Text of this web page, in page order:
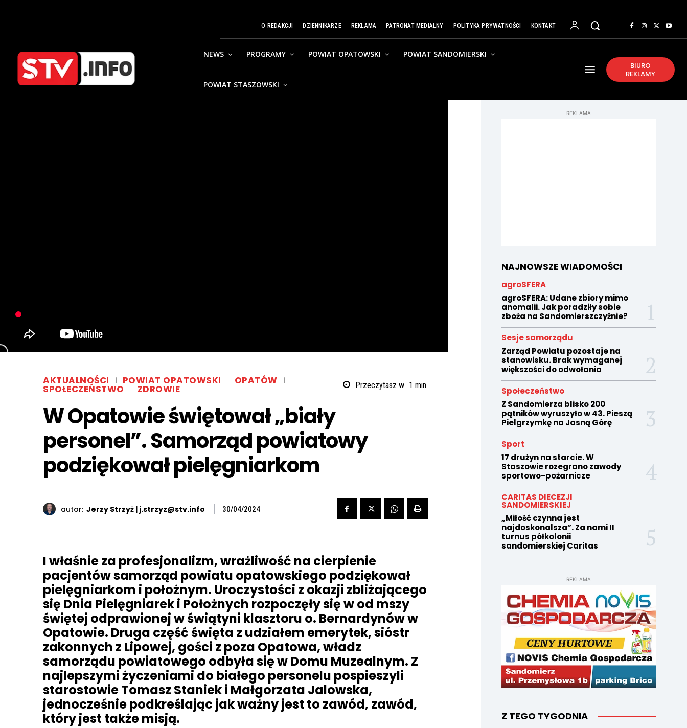
O REDAKCJI DZIENNIKARZE REKLAMA PATRONAT MEDIALNY POLITYKA PRYWATNOŚCI KONTAKT
NEWS PROGRAMY POWIAT OPATOWSKI POWIAT SANDOMIERSKI
POWIAT STASZOWSKI
BIURO
REKLAMY
AKTUALNOŚCI POWIAT OPATOWSKI OPATÓW
SPOŁECZEŃSTWO ZDROWIE Przeczytasz w 1 min.
W Opatowie świętował „biały
personel”. Samorząd powiatowy
podziękował pielęgniarkom
autor: Jerzy Strzyż | j.strzyz@stv.info 30/04/2024
I właśnie za profesjonalizm, wrażliwość na cierpienie
pacjentów samorząd powiatu opatowskiego podziękował
pielęgniarkom i położnym. Uroczystości z okazji zbliżającego
się Dnia Pielęgniarek i Położnych rozpoczęły się w od mszy
świętej odprawionej w świątyni klasztoru o. Bernardynów w
Opatowie. Druga część święta z udziałem emerytek, sióstr
zakonnych z Lipowej, gości z poza Opatowa, władz
samorządu powiatowego odbyła się w Domu Muzealnym. Z
najlepszymi życzeniami do białego personelu pospieszyli
starostowie Tomasz Staniek i Małgorzata Jalowska,
jednocześnie podkreślając jak ważny jest to zawód, zawód,
który jest także misją.
REKLAMA
NAJNOWSZE WIADOMOŚCI
agroSFERA
agroSFERA: Udane zbiory mimo
anomalii. Jak poradziły sobie
zboża na Sandomierszczyźnie?
Sesje samorządu
Zarząd Powiatu pozostaje na
stanowisku. Brak wymaganej
większości do odwołania
Społeczeństwo
Z Sandomierza blisko 200
pątników wyruszyło w 43. Pieszą
Pielgrzymkę na Jasną Górę
Sport
17 drużyn na starcie. W
Staszowie rozegrano zawody
sportowo-pożarnicze
CARITAS DIECEZJI
SANDOMIERSKIEJ
„Miłość czynna jest
najdoskonalsza”. Za nami II
turnus półkolonii
sandomierskiej Caritas
REKLAMA
Z TEGO TYGODNIA